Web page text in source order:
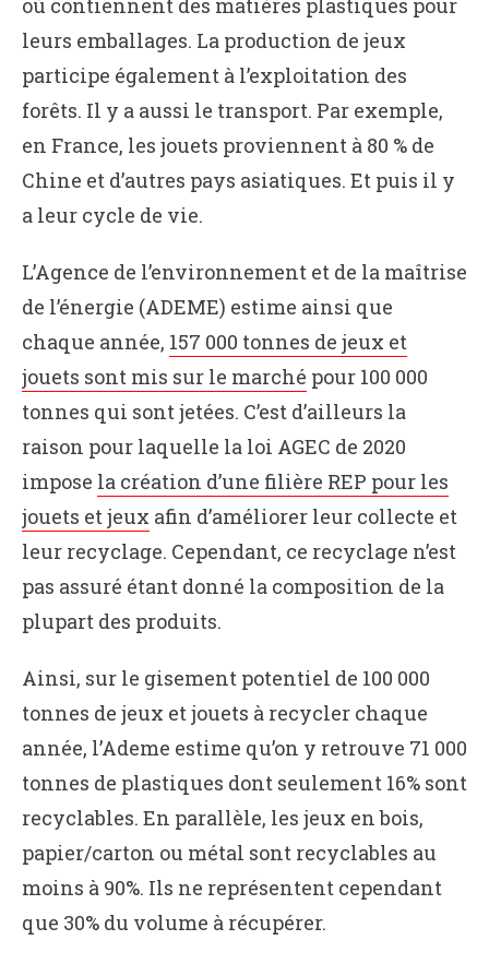
leurs emballages. La production de jeux
participe également à l’exploitation des
forêts. Il y a aussi le transport. Par exemple,
en France, les jouets proviennent à 80 % de
Chine et d’autres pays asiatiques. Et puis il y
a leur cycle de vie.
L’Agence de l’environnement et de la maîtrise
de l’énergie (ADEME) estime ainsi que
chaque année, 157 000 tonnes de jeux et
jouets sont mis sur le marché pour 100 000
tonnes qui sont jetées. C’est d’ailleurs la
raison pour laquelle la loi AGEC de 2020
impose la création d’une filière REP pour les
jouets et jeux afin d’améliorer leur collecte et
leur recyclage. Cependant, ce recyclage n’est
pas assuré étant donné la composition de la
plupart des produits.
Ainsi, sur le gisement potentiel de 100 000
tonnes de jeux et jouets à recycler chaque
année, l’Ademe estime qu’on y retrouve 71 000
tonnes de plastiques dont seulement 16% sont
recyclables. En parallèle, les jeux en bois,
papier/carton ou métal sont recyclables au
moins à 90%. Ils ne représentent cependant
que 30% du volume à récupérer.